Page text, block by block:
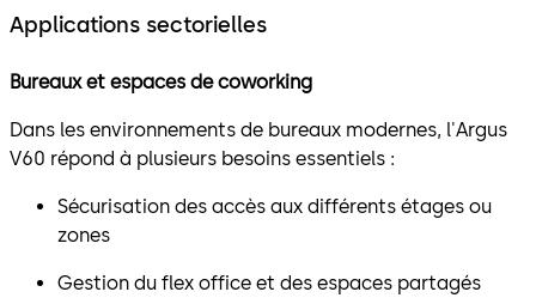
Applications sectorielles
Bureaux et espaces de coworking
Dans les environnements de bureaux modernes, l'Argus
V60 répond à plusieurs besoins essentiels :
Sécurisation des accès aux différents étages ou
zones
Gestion du flex office et des espaces partagés